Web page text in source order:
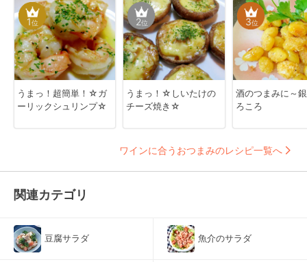
1位
うまっ！超簡単！☆ガ
ーリックシュリンプ☆
2位
うまっ！☆しいたけの
チーズ焼き☆
3位
酒のつまみに～
ろころ
ワインに合うおつまみのレシピ一覧へ
関連カテゴリ
豆腐サラダ 魚介のサラダ